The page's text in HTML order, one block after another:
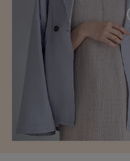
マタニティ 腹巻き
ブラトップ
親子セット
快適機能ウェア特集 トッ
快適機能ウェア特集 ボト